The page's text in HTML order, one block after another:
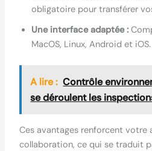
obligatoire pour transférer
Une interface adaptée :
MacOS, Linux, Android et iOS.
A lire : Contrôle
se déroulent les
Ces avantages renforcent
collaboration, ce qui se traduit